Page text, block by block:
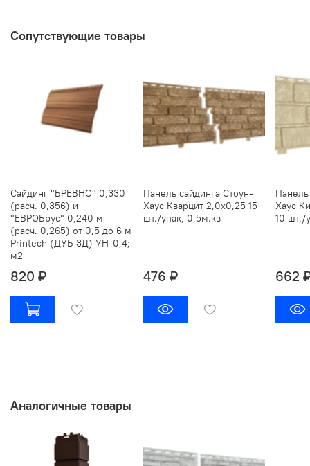
Сопутствующие товары
Сайдинг "БРЕВНО" 0,330
(расч. 0,356) и
"ЕВРОБрус" 0,240 м
(расч. 0,265) от 0,5 до 6 м
Printech (ДУБ 3Д) УН-0,4;
м2
820 ₽
Панель сайдинга Стоун-
Хаус Кварцит 2,0х0,25 15
шт./упак, 0,5м.кв
476 ₽
Хаус
10 шт./
662
Аналогичные товары